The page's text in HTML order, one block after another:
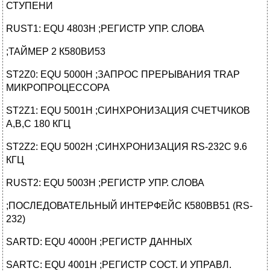
СТУПЕНИ
RUST1: EQU 4803H ;РЕГИСТР УПР. СЛОВА
;ТАЙМЕР 2 К580ВИ53
ST2Z0: EQU 5000H ;ЗАПРОС ПРЕРЫВАНИЯ TRAP
МИКРОПРОЦЕССОРА
ST2Z1: EQU 5001H ;СИНХРОНИЗАЦИЯ СЧЕТЧИКОВ
A,B,C 180 КГЦ
ST2Z2: EQU 5002H ;СИНХРОНИЗАЦИЯ RS-232C 9.6
КГЦ
RUST2: EQU 5003H ;РЕГИСТР УПР. СЛОВА
;ПОСЛЕДОВАТЕЛЬНЫЙ ИНТЕРФЕЙС К580ВВ51 (RS-
232)
SARTD: EQU 4000H ;РЕГИСТР ДАННЫХ
SARTC: EQU 4001H ;РЕГИСТР СОСТ. И УПРАВЛ.